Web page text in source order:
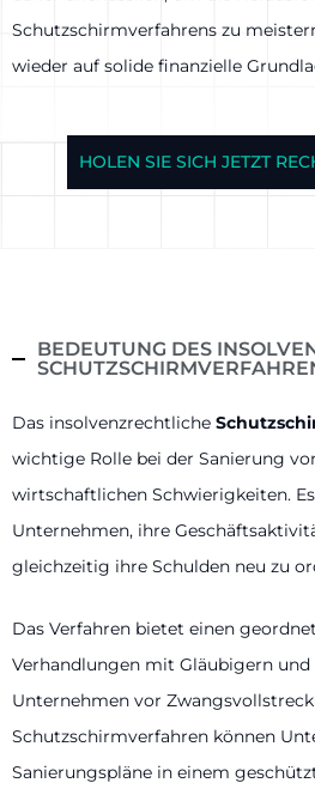
Schutzschirmverfahrens zu
wieder auf solide finanzielle
HOLEN SIE SICH JETZT
BEDEUTUNG DES
Das insolvenzrechtliche
wichtige Rolle bei der Sanierung
wirtschaftlichen Schwierigkeiten.
Unternehmen, ihre
gleichzeitig ihre Schulden neu zu
Das Verfahren bietet einen
Verhandlungen mit Gläubigern und
Unternehmen vor
Schutzschirmverfahren können
Sanierungspläne in einem